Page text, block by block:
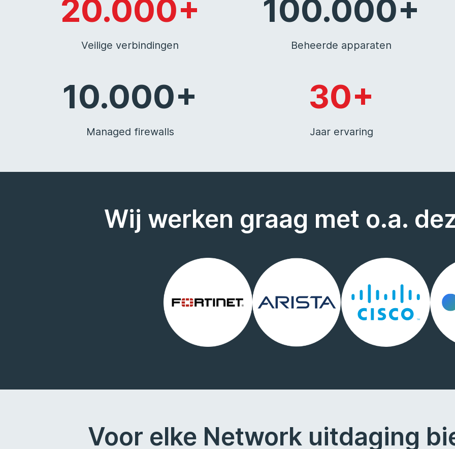
20.000+
Veilige verbindingen
10.000+
Managed firewalls
100.000+
Beheerde apparaten
30+
Jaar ervaring
Wij werken graag met o.a.
Voor elke Network uitdaging